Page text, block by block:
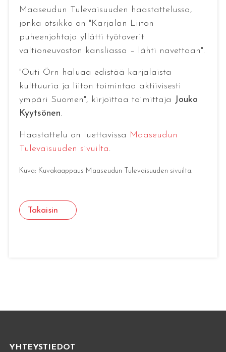
Maaseudun Tulevaisuuden haastattelussa,
jonka otsikko on "Karjalan Liiton
puheenjohtaja yllätti työtoverit
valtioneuvoston kansliassa – lähti navettaan".
"Outi Örn haluaa edistää karjalaista
kulttuuria ja liiton toimintaa aktiivisesti
ympäri Suomen", kirjoittaa toimittaja Jouko
Kyytsönen.
Haastattelu on luettavissa Maaseudun
Tulevaisuuden sivuilta.
Kuva: Kuvakaappaus Maaseudun Tulevaisuuden sivuilta.
Takaisin
YHTEYSTIEDOT